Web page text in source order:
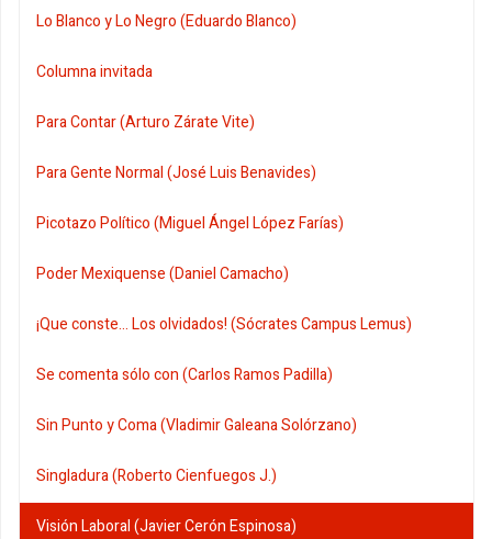
Lo Blanco y Lo Negro (Eduardo Blanco)
Columna invitada
Para Contar (Arturo Zárate Vite)
Para Gente Normal (José Luis Benavides)
Picotazo Político (Miguel Ángel López Farías)
Poder Mexiquense (Daniel Camacho)
¡Que conste... Los olvidados! (Sócrates Campus Lemus)
Se comenta sólo con (Carlos Ramos Padilla)
Sin Punto y Coma (Vladimir Galeana Solórzano)
Singladura (Roberto Cienfuegos J.)
Visión Laboral (Javier Cerón Espinosa)